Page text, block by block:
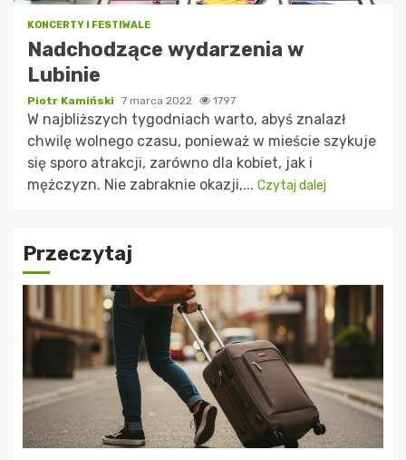
KONCERTY I FESTIWALE
Nadchodzące wydarzenia w
Lubinie
Piotr Kamiński 7 marca 2022 1797
W najbliższych tygodniach warto, abyś znalazł
chwilę wolnego czasu, ponieważ w mieście szykuje
się sporo atrakcji, zarówno dla kobiet, jak i
mężczyzn. Nie zabraknie okazji,... Czytaj dalej
Przeczytaj